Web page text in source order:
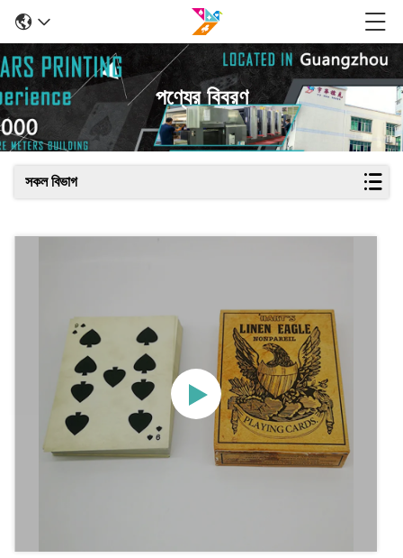
পণ্যের বিবরণ
সকল বিভাগ